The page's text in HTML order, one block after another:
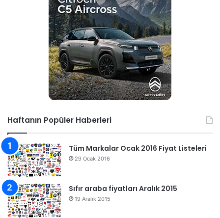
Haftanın Popüler Haberleri
Tüm Markalar Ocak 2016 Fiyat Listeleri
29 Ocak 2016
Sıfır araba fiyatları Aralık 2015
19 Aralık 2015